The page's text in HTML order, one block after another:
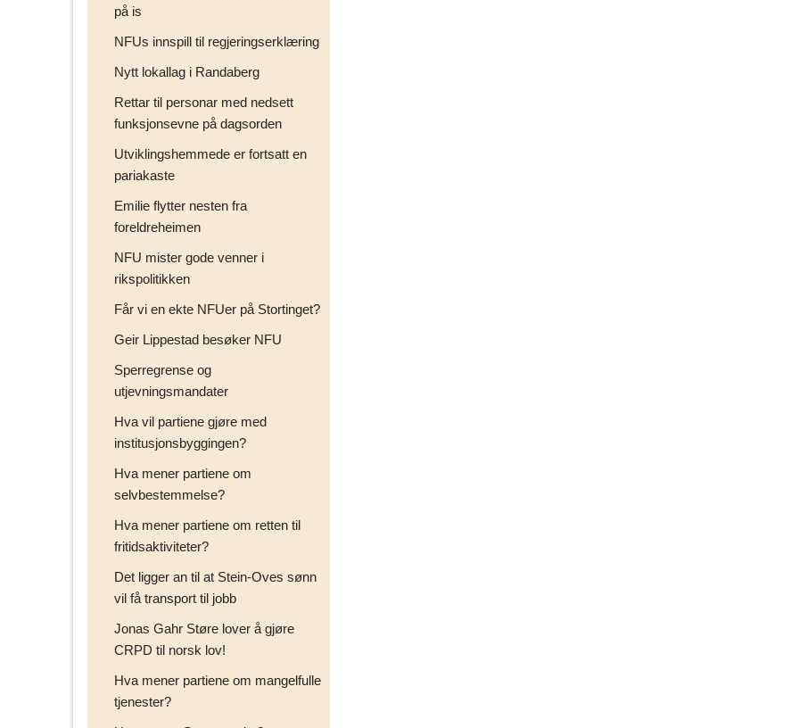
på is
NFUs innspill til regjeringserklæring
Nytt lokallag i Randaberg
Rettar til personar med nedsett
funksjonsevne på dagsorden
Utviklingshemmede er fortsatt en
pariakaste
Emilie flytter nesten fra
foreldreheimen
NFU mister gode venner i
rikspolitikken
Får vi en ekte NFUer på Stortinget?
Geir Lippestad besøker NFU
Sperregrense og
utjevningsmandater
Hva vil partiene gjøre med
institusjonsbyggingen?
Hva mener partiene om
selvbestemmelse?
Hva mener partiene om retten til
fritidsaktiviteter?
Det ligger an til at Stein-Oves sønn
vil få transport til jobb
Jonas Gahr Støre lover å gjøre
CRPD til norsk lov!
Hva mener partiene om mangelfulle
tjenester?